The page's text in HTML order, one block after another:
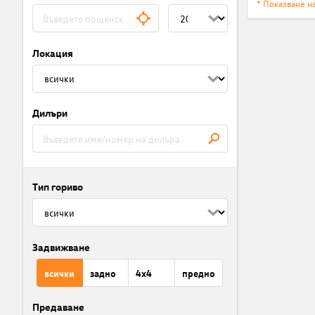
Локация
Дилъри
Тип гориво
Задвижване
всички задно 4x4 предно
Предаване
* Показване